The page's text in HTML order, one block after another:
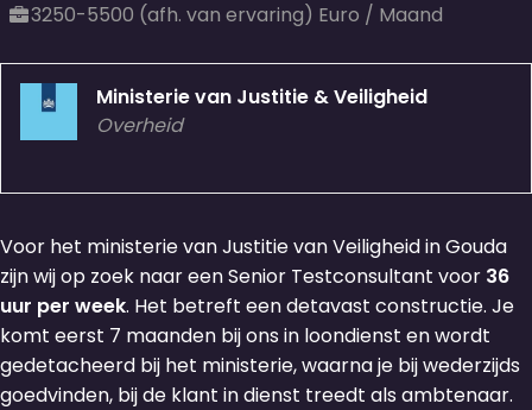
3250-5500 (afh. van ervaring) Euro / Maand
Ministerie van Justitie & Veiligheid
Overheid
Voor het ministerie van Justitie van Veiligheid in Gouda
zijn wij op zoek naar een Senior Testconsultant voor 36
uur per week. Het betreft een detavast constructie. Je
komt eerst 7 maanden bij ons in loondienst en wordt
gedetacheerd bij het ministerie, waarna je bij wederzijds
goedvinden, bij de klant in dienst treedt als ambtenaar.